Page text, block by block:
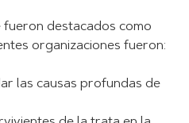
fueron destacados como
organizaciones fueron:
las causas profundas de